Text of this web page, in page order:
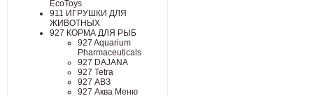
EcoToys
911 ИГРУШКИ ДЛЯ
ЖИВОТНЫХ
927 КОРМА ДЛЯ РЫБ
927 Aquarium
Pharmaceuticals
927 DAJANA
927 Tetra
927 АВЗ
927 Аква Меню